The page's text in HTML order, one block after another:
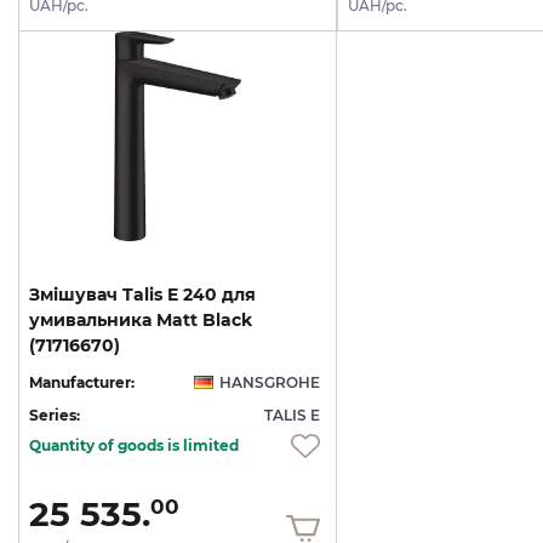
UAH/pc. UAH/pc.
Змішувач Talis E 240 для
умивальника Matt Black
(71716670)
Manufacturer:
HANSGROHE
Series:
TALIS E
Quantity of goods is limited
25 535.00